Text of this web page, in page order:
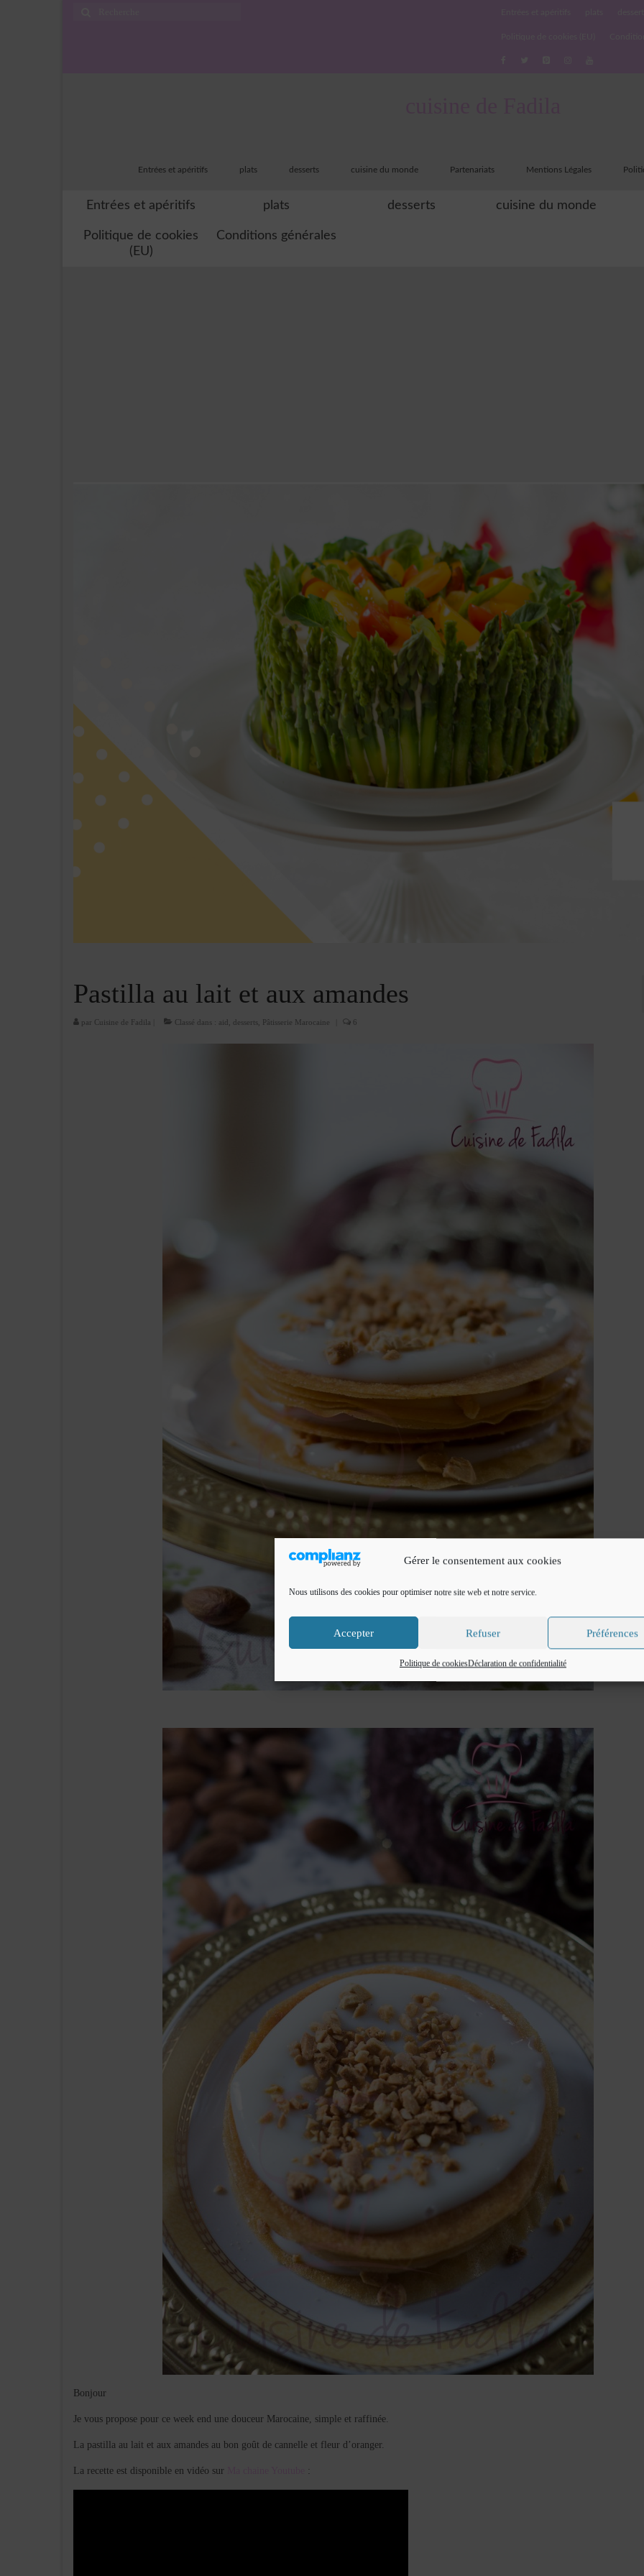
Gérer le consentement aux cookies
Nous utilisons des cookies pour optimiser notre site web et notre service.
Accepter Refuser Préférences
Politique de cookiesDéclaration de confidentialité
Entrées et apéritifs plats desserts cuisine du monde Partenariats Mentions Légales
Entrées et apéritifs plats desserts cuisine du monde
Politique de cookies
(EU)
Conditions générales
Pastilla au lait et aux amandes
par Cuisine de Fadila Classé dans : aid desserts Pâtisserie Marocaine 6
Bonjour
Je vous propose pour ce week end une douceur Marocaine, simple et raffinée.
La pastilla au lait et aux amandes au bon goût de cannelle et fleur d’oranger.
La recette est disponible en vidéo sur :